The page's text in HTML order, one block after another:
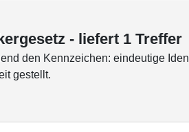
- liefert 1 Treffer
den Kennzeichen: eindeutige
gestellt.